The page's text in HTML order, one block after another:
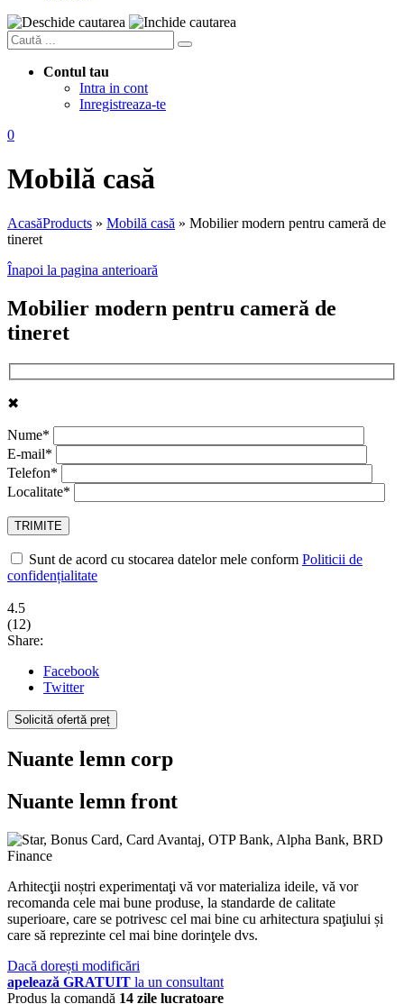
Contul tau
Intra in cont
Inregistreaza-te
0
Mobilă casă
AcasăProducts » Mobilă casă » Mobilier modern pentru cameră de
tineret
Înapoi la pagina anterioară
Mobilier modern pentru cameră de
tineret
✖
Nume*
E-mail*
Telefon*
Localitate*
Sunt de acord cu stocarea datelor mele conform Politicii de
confidențialitate
4.5
(12)
Share:
Facebook
Twitter
Solicită ofertă preț
Nuante lemn corp
Nuante lemn front
Arhitecţii noștri experimentaţi vă vor materializa ideile, vă vor
recomanda cele mai bune produse, la standarde de calitate
superioare, care se potrivesc cel mai bine cu arhitectura spaţiului și
care să reprezinte cel mai bine dorinţele dvs.
Dacă dorești modificări
apelează GRATUIT la un consultant
Produs la comandă 14 zile lucratoare